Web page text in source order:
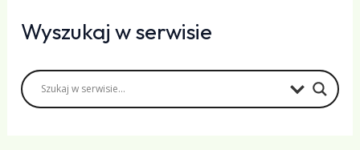
Wyszukaj w serwisie